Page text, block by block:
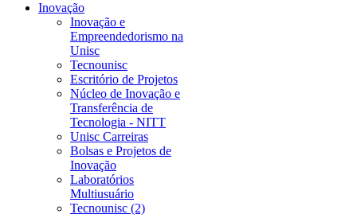
Inovação
Inovação e
Empreendedorismo na
Unisc
Tecnounisc
Escritório de Projetos
Núcleo de Inovação e
Transferência de
Tecnologia - NITT
Unisc Carreiras
Bolsas e Projetos de
Inovação
Laboratórios
Multiusuário
Tecnounisc (2)